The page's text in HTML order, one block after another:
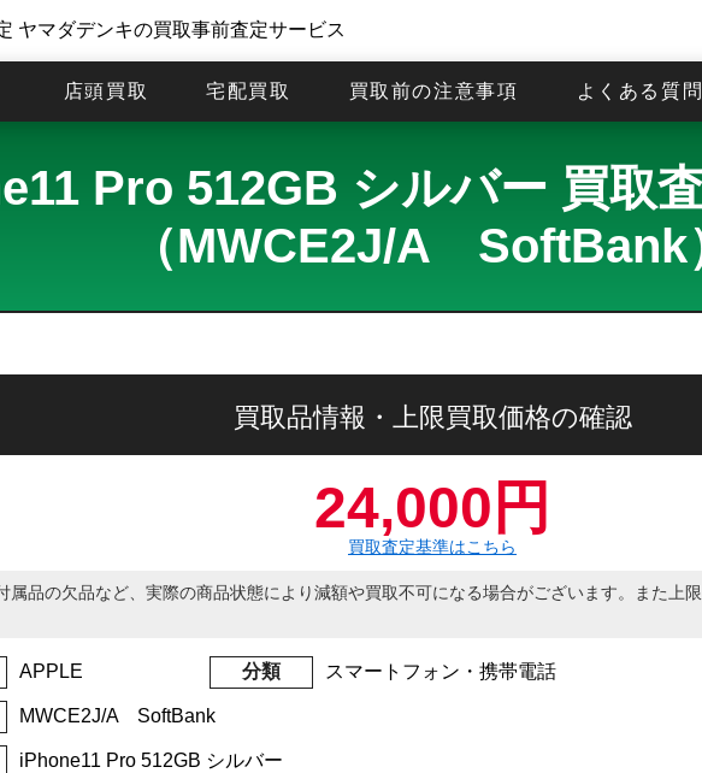
ヤマダデンキの買取事前査定サービス
店頭買取 宅配買取 買取前の注意事項 よくある質
Pro 512GB シルバー 買取
（MWCE2J/A SoftBank
買取品情報・上限買取価格の確認
24,000円
買取査定基準はこちら
属品の欠品など、実際の商品状態により減額や買取不可になる場合がございます。また上
APPLE 分類 スマートフォン・携帯電話
MWCE2J/A SoftBank
iPhone11 Pro 512GB シルバー